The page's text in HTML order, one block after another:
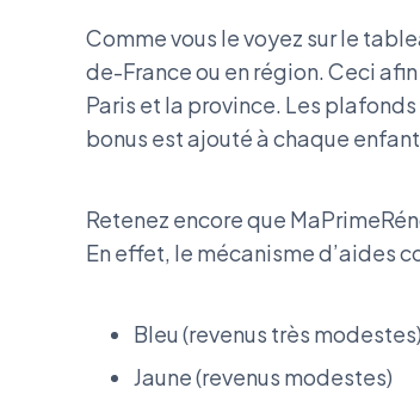
Comme vous le voyez sur le
de-France ou en région. Ceci
Paris et la province. Les
bonus est ajouté à chaque
Retenez encore que
En effet, le mécanisme d’aides
Bleu (revenus très modestes)
Jaune (revenus modestes)